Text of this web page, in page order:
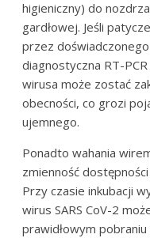
higieniczny) do
gardłowej. Jeśli
przez
diagnostyczna RT-
wirusa może zostać
obecności, co grozi
ujemnego.
Ponadto wahania
zmienność
Przy czasie inkubacji
wirus SARS CoV-2
prawidłowym